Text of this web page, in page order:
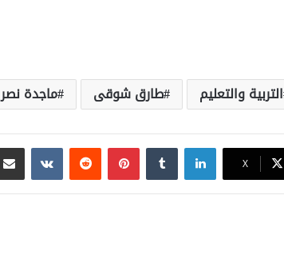
التربية والتعليم طارق شوقى ماجدة نصر
‫X
لينكدإن بينتيريست